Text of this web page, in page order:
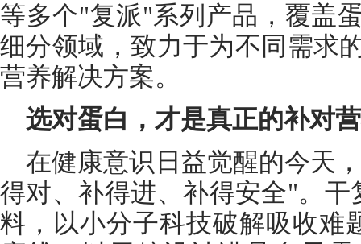
等多个"复派"系列产品，覆盖
细分领域，致力于为不同需求
营养解决方案。
选对蛋白，才是真正的补对
在健康意识日益觉醒的今天
得对、补得进、补得安全"。
料，以小分子科技破解吸收难